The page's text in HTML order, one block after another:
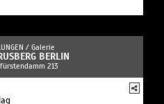
/ Galerie
BERLIN
213